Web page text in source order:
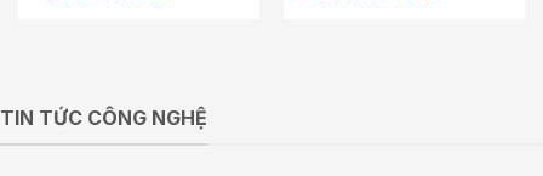
TIN TỨC CÔNG NGHỆ